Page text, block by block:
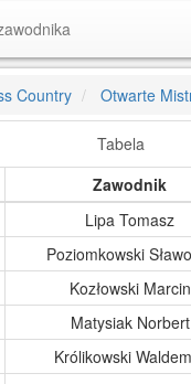
Country Otwarte
Tabela
Zawodnik
Lipa Tomasz
Poziomkowski
Kozłowski Marcin
Matysiak Norbert
Królikowski